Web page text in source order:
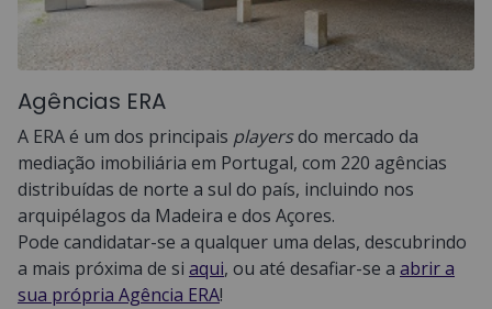
Agências ERA
A ERA é um dos principais playersdo mercado da
mediação imobiliária em Portugal, com 220 agências
distribuídas de norte a sul do país, incluindo nos
arquipélagos da Madeira e dos Açores.
Pode candidatar-se a qualquer uma delas, descubrindo
a mais próxima de si aqui, ou até desafiar-se a abrir a
sua própria Agência ERA!